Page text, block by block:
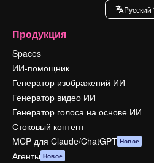
Pусский
Продукция
Spaces
ИИ-помощник
Генератор изображений ИИ
Генератор видео ИИ
Генератор голоса на основе ИИ
Стоковый контент
MCP для Claude/ChatGPT Новое
Агенты Новое